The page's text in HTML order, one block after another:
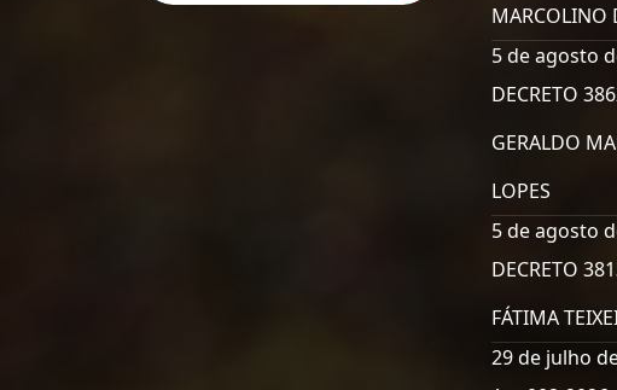
MARCOLINO
5 de agosto
DECRETO
GERALDO
LOPES
5 de agosto
DECRETO
FÁTIMA
29 de julho